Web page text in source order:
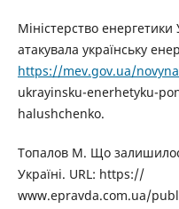
Міністерство
атакувала українську
https://mev.gov.ua/
ukrayinsku-enerhetyku-
halushchenko.
Топалов М. Що
Україні. URL: https://
www.epravda.com.ua/